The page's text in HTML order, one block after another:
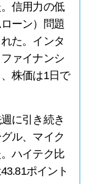
信用力の低
ーン）問題
た。インタ
ァイナンシ
株価は1日で
に引き続き
ル、マイク
ハイテク比
ポイント